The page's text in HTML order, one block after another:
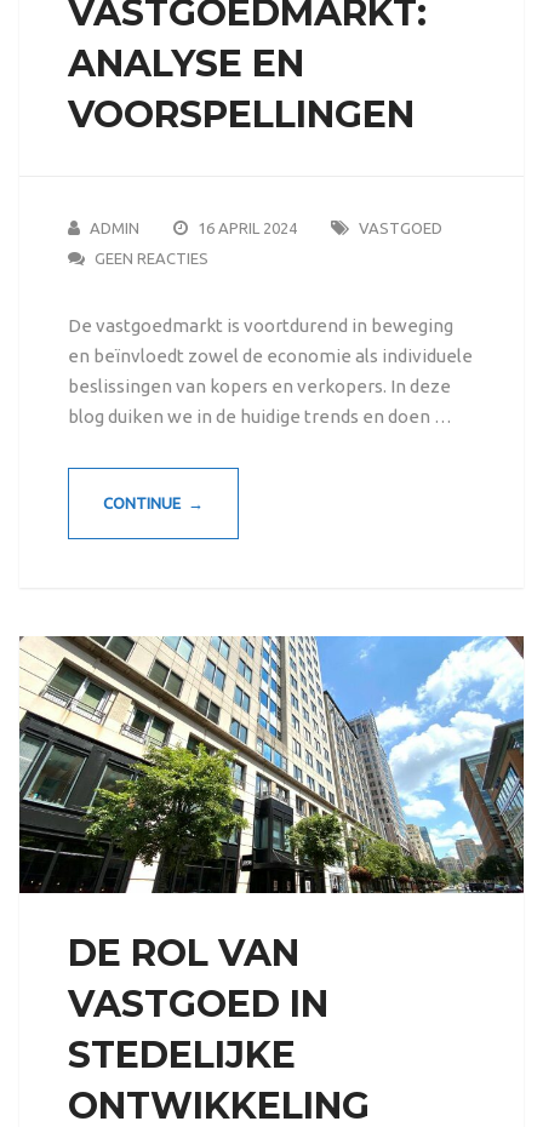
VASTGOEDMARKT:
ANALYSE EN
VOORSPELLINGEN
ADMIN 16 APRIL 2024
VASTGOED
GEEN REACTIES
De vastgoedmarkt is voortdurend in beweging
en beïnvloedt zowel de economie als individuele
beslissingen van kopers en verkopers. In deze
blog duiken we in de huidige trends en doen …
CONTINUE →
DE ROL VAN
VASTGOED IN
STEDELIJKE
ONTWIKKELING